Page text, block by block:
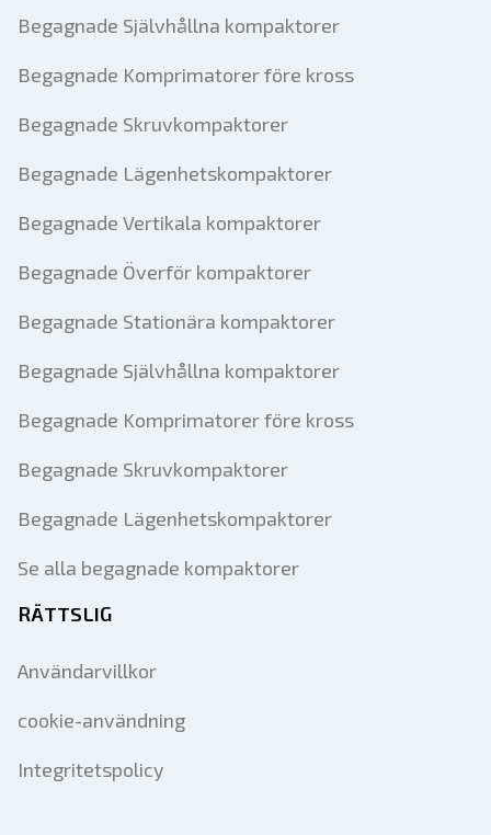
Begagnade Självhållna kompaktorer
Begagnade Komprimatorer före kross
Begagnade Skruvkompaktorer
Begagnade Lägenhetskompaktorer
Begagnade Vertikala kompaktorer
Begagnade Överför kompaktorer
Begagnade Stationära kompaktorer
Begagnade Självhållna kompaktorer
Begagnade Komprimatorer före kross
Begagnade Skruvkompaktorer
Begagnade Lägenhetskompaktorer
Se alla begagnade kompaktorer
RÄTTSLIG
Användarvillkor
cookie-användning
Integritetspolicy